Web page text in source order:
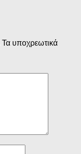
Τα υποχρεωτικά